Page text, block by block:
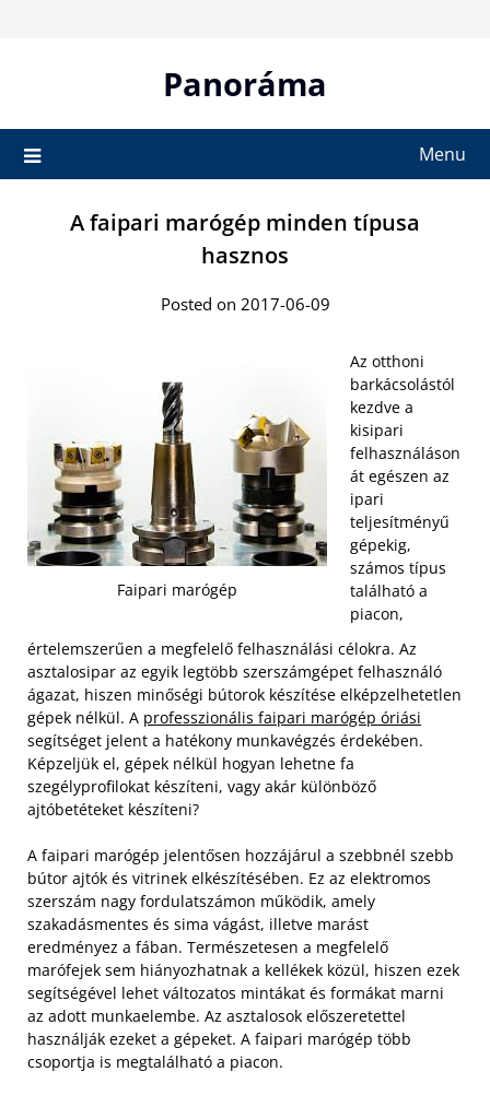
Panoráma
Menu
A faipari marógép minden típusa
hasznos
Posted on 2017-06-09
Faipari marógép
Az otthoni
barkácsolástól
kezdve a
kisipari
felhasználáson
át egészen az
ipari
teljesítményű
gépekig,
számos típus
található a
piacon,
értelemszerűen a megfelelő felhasználási célokra. Az
asztalosipar az egyik legtöbb szerszámgépet felhasználó
ágazat, hiszen minőségi bútorok készítése elképzelhetetlen
gépek nélkül. A professzionális faipari marógép óriási
segítséget jelent a hatékony munkavégzés érdekében.
Képzeljük el, gépek nélkül hogyan lehetne fa
szegélyprofilokat készíteni, vagy akár különböző
ajtóbetéteket készíteni?
A faipari marógép jelentősen hozzájárul a szebbnél szebb
bútor ajtók és vitrinek elkészítésében. Ez az elektromos
szerszám nagy fordulatszámon működik, amely
szakadásmentes és sima vágást, illetve marást
eredményez a fában. Természetesen a megfelelő
marófejek sem hiányozhatnak a kellékek közül, hiszen ezek
segítségével lehet változatos mintákat és formákat marni
az adott munkaelembe. Az asztalosok előszeretettel
használják ezeket a gépeket. A faipari marógép több
csoportja is megtalálható a piacon.